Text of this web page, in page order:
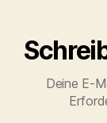
Deine E-